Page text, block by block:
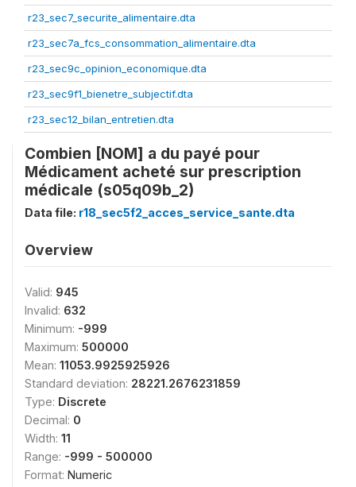
r23_sec7_securite_alimentaire.dta
r23_sec7a_fcs_consommation_alimentaire.dta
r23_sec9c_opinion_economique.dta
r23_sec9f1_bienetre_subjectif.dta
r23_sec12_bilan_entretien.dta
Combien [NOM] a du payé pour
Médicament acheté sur prescription
médicale (s05q09b_2)
Data file: r18_sec5f2_acces_service_sante.dta
Overview
Valid: 945
Invalid: 632
Minimum: -999
Maximum: 500000
Mean: 11053.9925925926
Standard deviation: 28221.2676231859
Type: Discrete
Decimal: 0
Width: 11
Range: -999 - 500000
Format: Numeric